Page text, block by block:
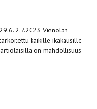
2.7.2023 Vienolan
kaikille ikäkausille
on mahdollisuus